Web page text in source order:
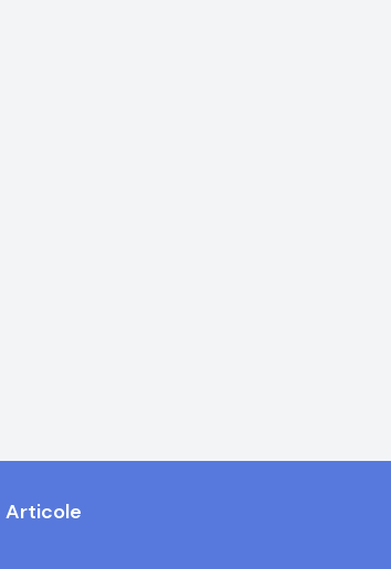
Articole